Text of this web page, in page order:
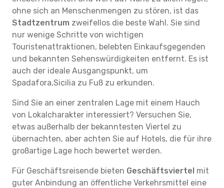
ohne sich an Menschenmengen zu stören, ist das
Stadtzentrum zweifellos die beste Wahl. Sie sind
nur wenige Schritte von wichtigen
Touristenattraktionen, belebten Einkaufsgegenden
und bekannten Sehenswürdigkeiten entfernt. Es ist
auch der ideale Ausgangspunkt, um
Spadafora,Sicilia zu Fuß zu erkunden.
Sind Sie an einer zentralen Lage mit einem Hauch
von Lokalcharakter interessiert? Versuchen Sie,
etwas außerhalb der bekanntesten Viertel zu
übernachten, aber achten Sie auf Hotels, die für ihre
großartige Lage hoch bewertet werden.
Für Geschäftsreisende bieten Geschäftsviertel mit
guter Anbindung an öffentliche Verkehrsmittel eine